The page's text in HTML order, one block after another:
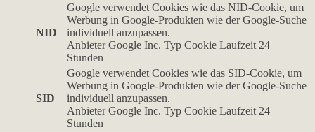
NID
Google verwendet Cookies wie das NID-Cookie, um
Werbung in Google-Produkten wie der Google-Suche
individuell anzupassen.
Anbieter Google Inc. Typ Cookie Laufzeit 24
Stunden
SID
Google verwendet Cookies wie das SID-Cookie, um
Werbung in Google-Produkten wie der Google-Suche
individuell anzupassen.
Anbieter Google Inc. Typ Cookie Laufzeit 24
Stunden